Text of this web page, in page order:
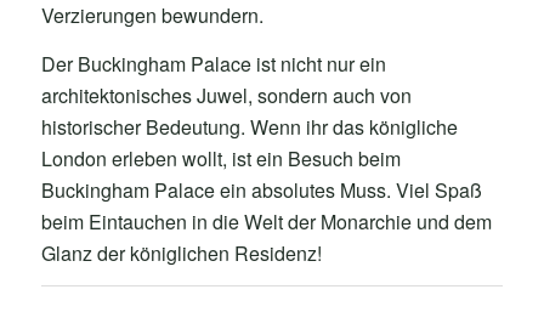
Verzierungen bewundern.
Der Buckingham Palace ist nicht nur ein
architektonisches Juwel, sondern auch von
historischer Bedeutung. Wenn ihr das königliche
London erleben wollt, ist ein Besuch beim
Buckingham Palace ein absolutes Muss. Viel Spaß
beim Eintauchen in die Welt der Monarchie und dem
Glanz der königlichen Residenz!